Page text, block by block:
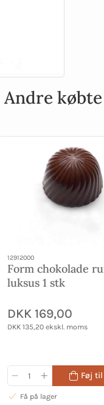
Andre
12912000
Form chokolade
luksus 1 stk
DKK 169,00
DKK 135,20 ekskl. moms
Føj
Få på lager